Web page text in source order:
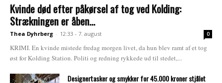
Kvinde død efter påkørsel af tog ved Kolding:
Strækningen er åben...
Thea Dyhrberg - 12:33 - 7. august 0
KRIMI. En kvinde mistede fredag morgen livet, da hun blev ramt af et tog
øst for Kolding Station. Politi og redning rykkede ud til stedet,...
Designertasker og smykker for 45.000 kroner stjålet